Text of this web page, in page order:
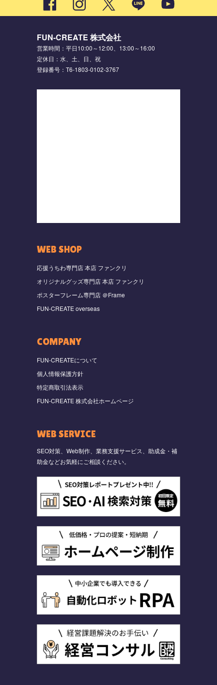
FUN-CREATE 株式会社
営業時間：平日10:00～12:00、13:00～16:00
定休日：水、土、日、祝
登録番号：T6-1803-0102-3767
WEB SHOP
応援うちわ専門店 本店 ファンクリ
オリジナルグッズ専門店 本店 ファンクリ
ポスターフレーム専門店 ＠Frame
FUN-CREATE overseas
COMPANY
FUN-CREATEについて
個人情報保護方針
特定商取引法表示
FUN-CREATE 株式会社ホームページ
WEB SERVICE
SEO対策、Web制作、業務支援サービス、助成金・補
助金などお気軽にご相談ください。